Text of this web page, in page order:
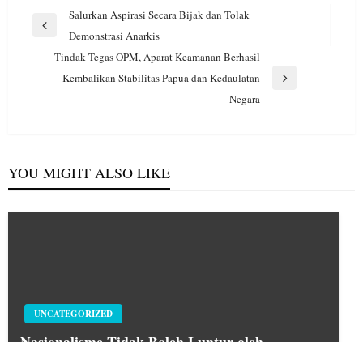
Navigasi
Previous
Salurkan Aspirasi Secara Bijak dan Tolak
Demonstrasi Anarkis
Tindak Tegas OPM, Aparat Keamanan Berhasil
Kembalikan Stabilitas Papua dan Kedaulatan
Negara
YOU MIGHT ALSO LIKE
UNCATEGORIZED